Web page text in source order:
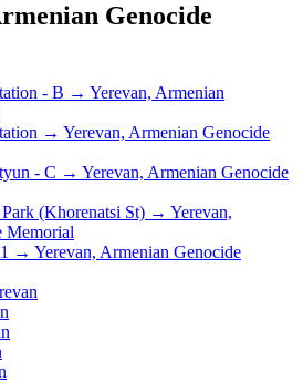
Genocide
- B → Yerevan, Armenian
→ Yerevan, Armenian Genocide
- C → Yerevan, Armenian Genocide
(Khorenatsi St) → Yerevan,
Memorial
→ Yerevan, Armenian Genocide